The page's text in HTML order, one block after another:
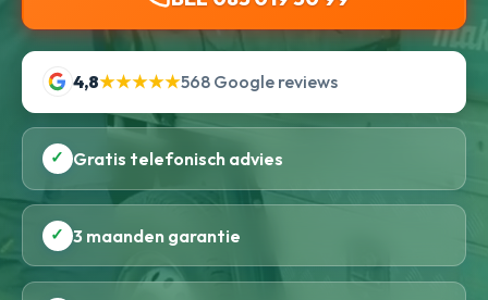
4,8★★★★★568 Google reviews
✓ Gratis telefonisch advies
✓ 3 maanden garantie